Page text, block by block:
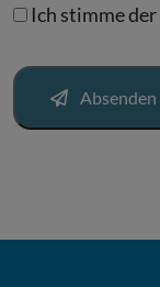
Ich stimme der
Absenden